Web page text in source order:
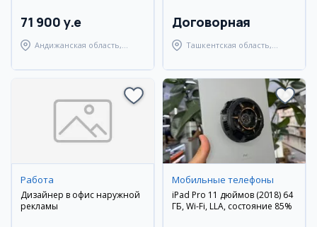
71 900 y.e
Андижанская область,
Договорная
Ташкентская область,
Работа
Дизайнер в офис наружной
рекламы
Мобильные телефоны
iPad Pro 11 дюймов (2018) 64
ГБ, Wi-Fi, LLA, состояние 85%